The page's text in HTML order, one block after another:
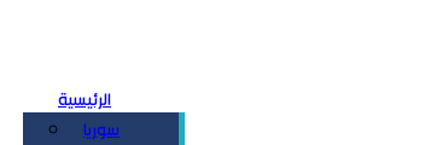
الرئيسية
سوريا